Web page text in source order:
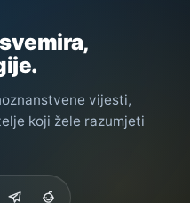
vijesti,
koji žele razumjeti